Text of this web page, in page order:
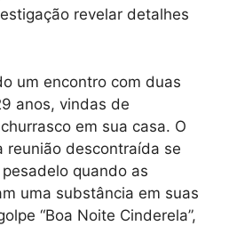
revelar detalhes
um encontro com duas
anos, vindas de
em sua casa. O
reunião descontraída se
quando as
uma substância em suas
“Boa Noite Cinderela”,